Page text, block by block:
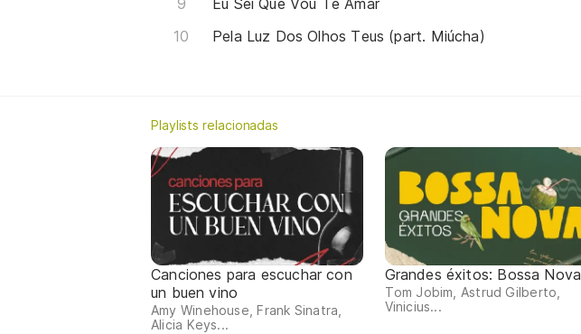
Pela Luz Dos Olhos Teus (part. Miúcha)
Playlists relacionadas
Canciones para escuchar con
un buen vino
Amy Winehouse, Frank Sinatra,
Alicia Keys...
Grandes éxitos: Bossa Nova
Tom Jobim, Astrud Gilberto,
Vinicius...